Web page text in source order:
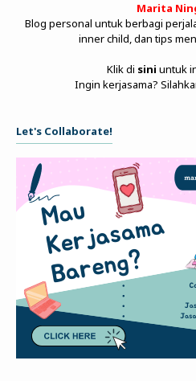
Marita
Blog personal untuk berbagi
inner child, dan tips
Klik di sini untuk
Ingin kerjasama?
Let's Collaborate!